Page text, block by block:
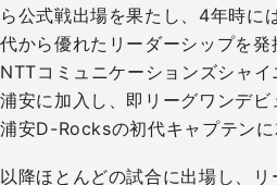
ら公式戦出場を果たし、4年時に
代から優れたリーダーシップを
NTTコミュニケーションズシャ
浦安に加入し、即リーグワンデ
浦安D-Rocksの初代キャプテンに
以降ほとんどの試合に出場し、